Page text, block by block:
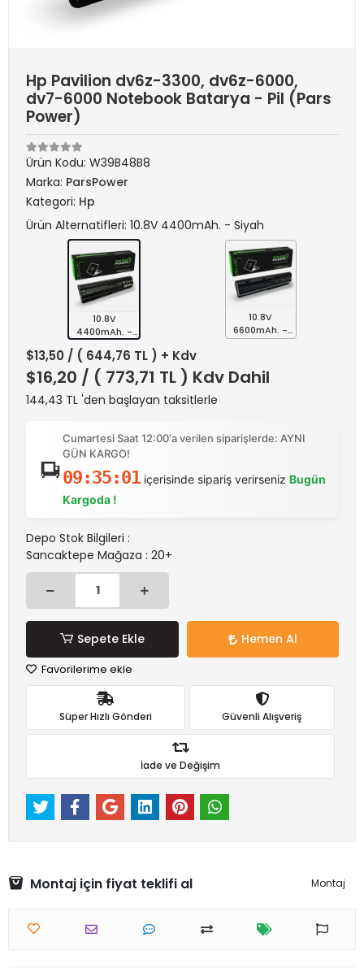
Hp Pavilion dv6z-3300, dv6z-6000,
dv7-6000 Notebook Batarya - Pil (Pars
Power)
Ürün Kodu: W39B48B8
Marka: ParsPower
Kategori: Hp
Ürün Alternatifleri: 10.8V 4400mAh. - Siyah
10.8V
4400mAh. -
10.8V
6600mAh. -
Siyah
$13,50 / ( 644,76 TL ) + Kdv
$16,20 / ( 773,71 TL ) Kdv Dahil
144,43 TL 'den başlayan taksitlerle
Cumartesi Saat 12:00'a verilen siparişlerde: AYNI
GÜN KARGO!
09:35:01içerisinde sipariş verirseniz Bugün
Kargoda !
Depo Stok Bilgileri :
Sancaktepe Mağaza : 20+
Sepete Ekle Hemen Al
Favorilerime ekle
Süper Hızlı Gönderi Güvenli Alışveriş
İade ve Değişim
Montaj için fiyat teklifi al Montaj